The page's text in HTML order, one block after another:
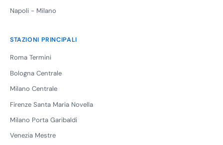
Napoli - Milano
STAZIONI PRINCIPALI
Roma Termini
Bologna Centrale
Milano Centrale
Firenze Santa Maria Novella
Milano Porta Garibaldi
Venezia Mestre